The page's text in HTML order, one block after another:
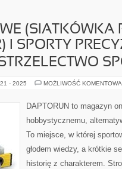
(SIATKÓWKA
I SPORTY
- 2025 MOŻLIWOŚĆ
DAPTORUN to magazyn
hobbystycznemu,
To miejsce, w której
głodem wiedzy, a krótkie
historię z charakterem.